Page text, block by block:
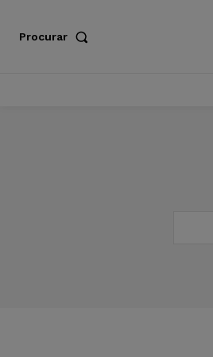
Procurar